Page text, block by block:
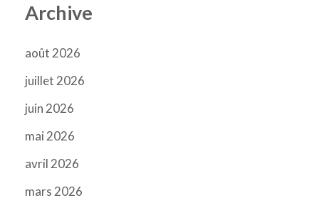
Archive
août 2026
juillet 2026
juin 2026
mai 2026
avril 2026
mars 2026